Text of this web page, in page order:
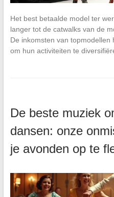
Het best betaalde model ter
langer tot de catwalks van de
De inkomsten van
om hun activiteiten te
De beste muziek
dansen: onze
je avonden op te